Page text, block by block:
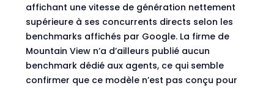
affichant une vitesse de génération nettement
supérieure à ses concurrents directs selon les
benchmarks affichés par Google. La firme de
Mountain View n’a d’ailleurs publié aucun
benchmark dédié aux agents, ce qui semble
confirmer que ce modèle n’est pas conçu pour